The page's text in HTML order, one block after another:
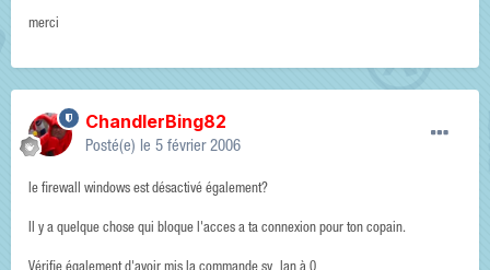
merci
ChandlerBing82
Posté(e) le 5 février 2006
le firewall windows est désactivé également?
Il y a quelque chose qui bloque l'acces a ta connexion pour ton copain.